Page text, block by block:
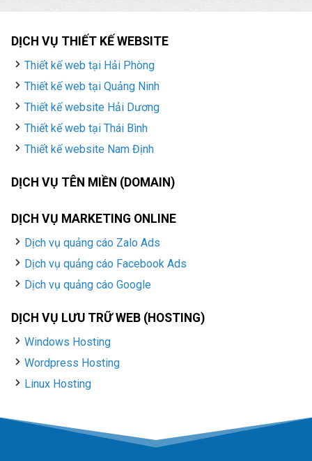
DỊCH VỤ THIẾT KẾ WEBSITE
Thiết kế web tại Hải Phòng
Thiết kế web tại Quảng Ninh
Thiết kế website Hải Dương
Thiết kế web tại Thái Bình
Thiết kế website Nam Định
DỊCH VỤ TÊN MIỀN (DOMAIN)
DỊCH VỤ MARKETING ONLINE
Dịch vụ quảng cáo Zalo Ads
Dịch vụ quảng cáo Facebook Ads
Dịch vụ quảng cáo Google
DỊCH VỤ LƯU TRỮ WEB (HOSTING)
Windows Hosting
Wordpress Hosting
Linux Hosting